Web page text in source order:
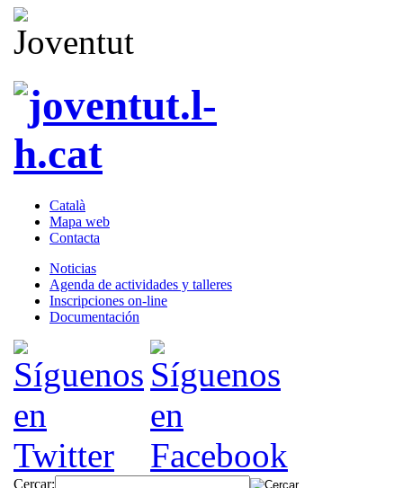
Català
Mapa web
Contacta
Noticias
Agenda de actividades y talleres
Inscripciones on-line
Documentación
Cercar: